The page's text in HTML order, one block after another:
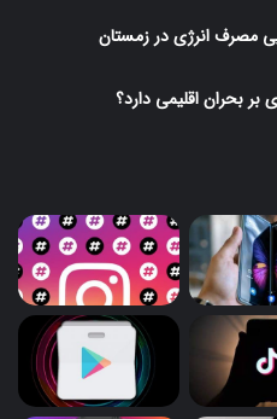
مصرف انرژی در زمستان
بر بحران اقلیمی دارد؟